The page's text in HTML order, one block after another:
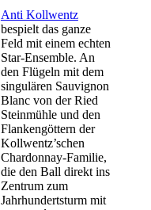
Anti Kollwentz
bespielt das ganze
Feld mit einem echten
Star-Ensemble. An
den Flügeln mit dem
singulären Sauvignon
Blanc von der Ried
Steinmühle und den
Flankengöttern der
Kollwentz’schen
Chardonnay-Familie,
die den Ball direkt ins
Zentrum zum
Jahrhundertsturm mit